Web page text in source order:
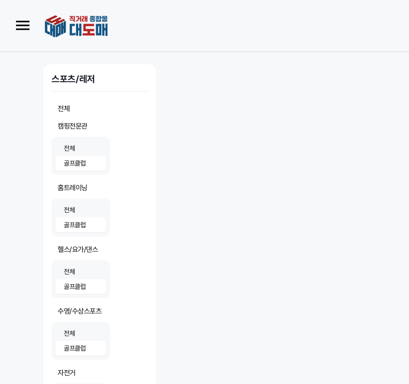
스포츠/레저
전체
캠핑전문관
전체
골프클럽
홈트레이닝
전체
골프클럽
헬스/요가/댄스
전체
골프클럽
수영/수상스포츠
전체
골프클럽
자전거